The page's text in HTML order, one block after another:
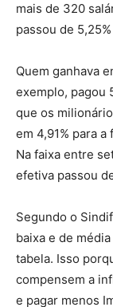
mais de 320
passou de
Quem ganhava
exemplo, pagou
que os
em 4,91% para
Na faixa entre
efetiva passou
Segundo o
baixa e de
tabela. Isso
compensem a
e pagar menos